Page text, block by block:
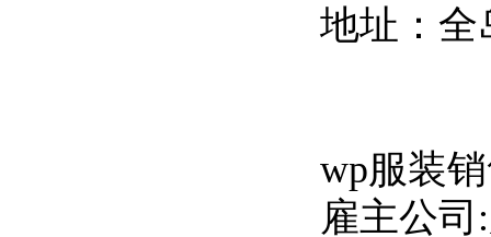
地址：全
wp服装
雇主公司